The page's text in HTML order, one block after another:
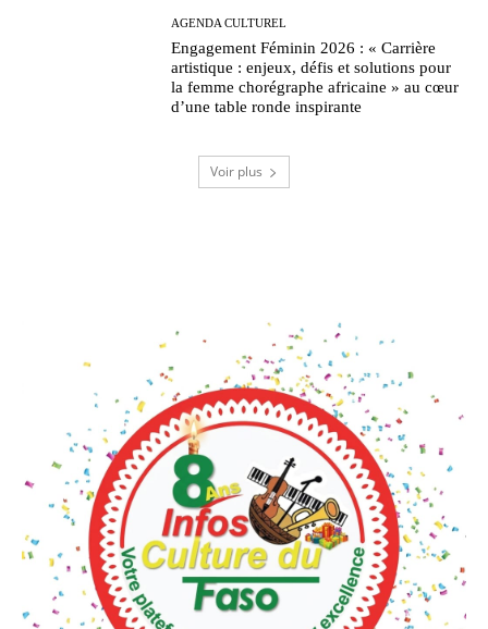
AGENDA CULTUREL
Engagement Féminin 2026 : « Carrière
artistique : enjeux, défis et solutions pour
la femme chorégraphe africaine » au cœur
d’une table ronde inspirante
Voir plus